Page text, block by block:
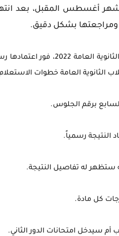
أغسطس المقبل، بعد
ومراجعتها بشكل دقيق.
وينشر اليوم الاخير" نتيجة
الثانوية العامة خطوات
برقم الجلوس.
النتيجة رسمياً.
له تفاصيل النتيجة.
كل مادة.
أم سيدخل امتحانات الدور الثاني.